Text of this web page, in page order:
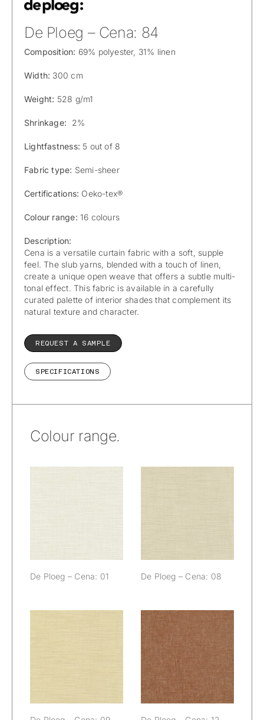
De Ploeg – Cena: 84
Composition: 69% polyester, 31% linen
Width: 300 cm
Weight: 528 g/m1
Shrinkage: 2%
Lightfastness: 5 out of 8
Fabric type: Semi-sheer
Certifications: Oeko-tex®
Colour range: 16 colours
Description:
Cena is a versatile curtain fabric with a soft, supple
feel. The slub yarns, blended with a touch of linen,
create a unique open weave that offers a subtle multi-
tonal effect. This fabric is available in a carefully
curated palette of interior shades that complement its
natural texture and character.
REQUEST A SAMPLE
SPECIFICATIONS
Colour range.
De Ploeg – Cena: 01 De Ploeg – Cena: 08
De Ploeg –
Cena: 12